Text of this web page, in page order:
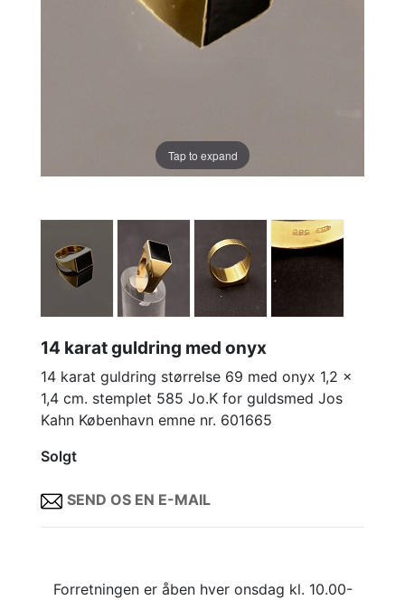
Tap to expand
14 karat guldring med onyx
14 karat guldring størrelse 69 med onyx 1,2 x
1,4 cm. stemplet 585 Jo.K for guldsmed Jos
Kahn København emne nr. 601665
Solgt
SEND OS EN E-MAIL
Forretningen er åben hver onsdag kl. 10.00-